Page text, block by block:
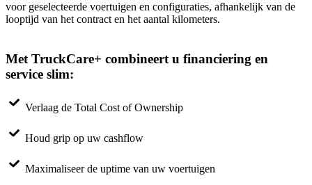
voor geselecteerde voertuigen en configuraties, afhankelijk van de
looptijd van het contract en het aantal kilometers.
Met TruckCare+ combineert u financiering en
service slim:
Verlaag de Total Cost of Ownership
Houd grip op uw cashflow
Maximaliseer de uptime van uw voertuigen